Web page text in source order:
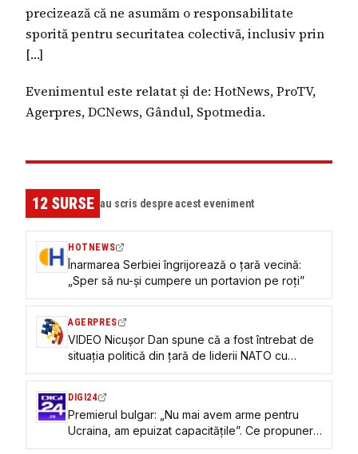
precizează că ne asumăm o responsabilitate
sporită pentru securitatea colectivă, inclusiv prin
[…]
Evenimentul este relatat și de: HotNews, ProTV,
Agerpres, DCNews, Gândul, Spotmedia.
12SURSE au scris despre acest eveniment
HOTNEWS
Înarmarea Serbiei îngrijorează o țară vecină:
„Sper să nu-și cumpere un portavion pe roți”
AGERPRES
VIDEO Nicușor Dan spune că a fost întrebat de
situația politică din țară de liderii NATO cu
'curiozitate'
DIGI24
Premierul bulgar: „Nu mai avem arme pentru
Ucraina, am epuizat capacitățile”. Ce propunere
face în schimb Rumen Radev Kievului